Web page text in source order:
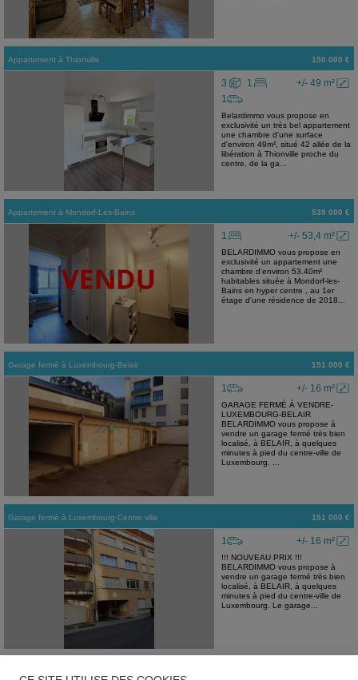
Appartement à Thionville 150 000 €
+/- 49 m²
3
1
1
Belardimmo vous propose en
exclusivité un très bel appartement
une chambre d'une surface
d'environ 49m², situé 42 allée de la
libération à Thionville proche du
centre, de la ga...
Appartement à Mondorf-Les-Bains 539 000 €
+/- 53,4 m²
1
BELARDIMMO vous propose en
exclusivité un appartement une
chambre d'environ 53.40m²
habitables située à Mondorf-les-
Bains en hyper centre , au 1er
étage d'une résidence de 2018...
Garage fermé à Luxembourg-Belair 151 000 €
+/- 16 m²
1
GARAGE FERMÉ À VENDRE-
LUXEMBOURG-BELAIR
BELARDIMMO vous propose à
vendre un garage fermé très bien
localisé, à BELAIR, à quelques
minutes à pied du centre-ville de
Luxembourg. ...
Garage fermé à Luxembourg-Centre ville 151 000 €
+/- 16 m²
1
!!! NOUVEAU PRIX !!!
BELARDIMMO vous propose à
vendre un garage fermé très bien
localisé, à BELAIR, à quelques
minutes à pied du centre-ville de
Luxembourg. Le garage...